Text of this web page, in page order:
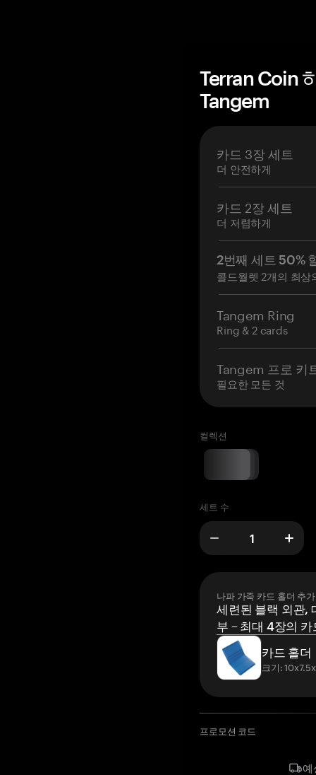
Terran Coin
Tangem
카드 3장 세트
더 안전하게
카드 2장 세트
더 저렴하게
2번째 세트 50%
콜드월렛 2개의 최상
Tangem Ring
Ring & 2 cards
Tangem 프로 키
필요한 모든 것
컬렉션
세트 수
나파 가죽 카드 홀더 추가
세련된 블랙 외관,
부 – 최대 4장의
카드 홀더
크기:
프로모션 코드
예